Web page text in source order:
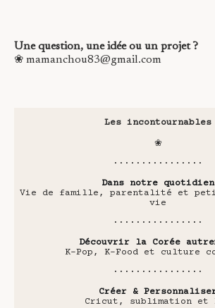
Une question, une idée ou un projet ?
❀ mamanchou83@gmail.com
Les incontournables
❀
················
Dans notre quotidien
Vie de famille, parentalité et
vie
················
Découvrir la Corée
K-Pop, K-Food et culture
················
Créer &
Cricut, sublimation et